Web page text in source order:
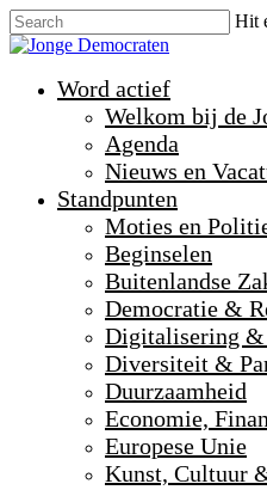
Hit
Word actief
Welkom bij de
Agenda
Nieuws en
Standpunten
Moties en
Beginselen
Buitenlandse
Democratie &
Digitalisering &
Diversiteit &
Duurzaamheid
Economie,
Europese Unie
Kunst, Cultuur